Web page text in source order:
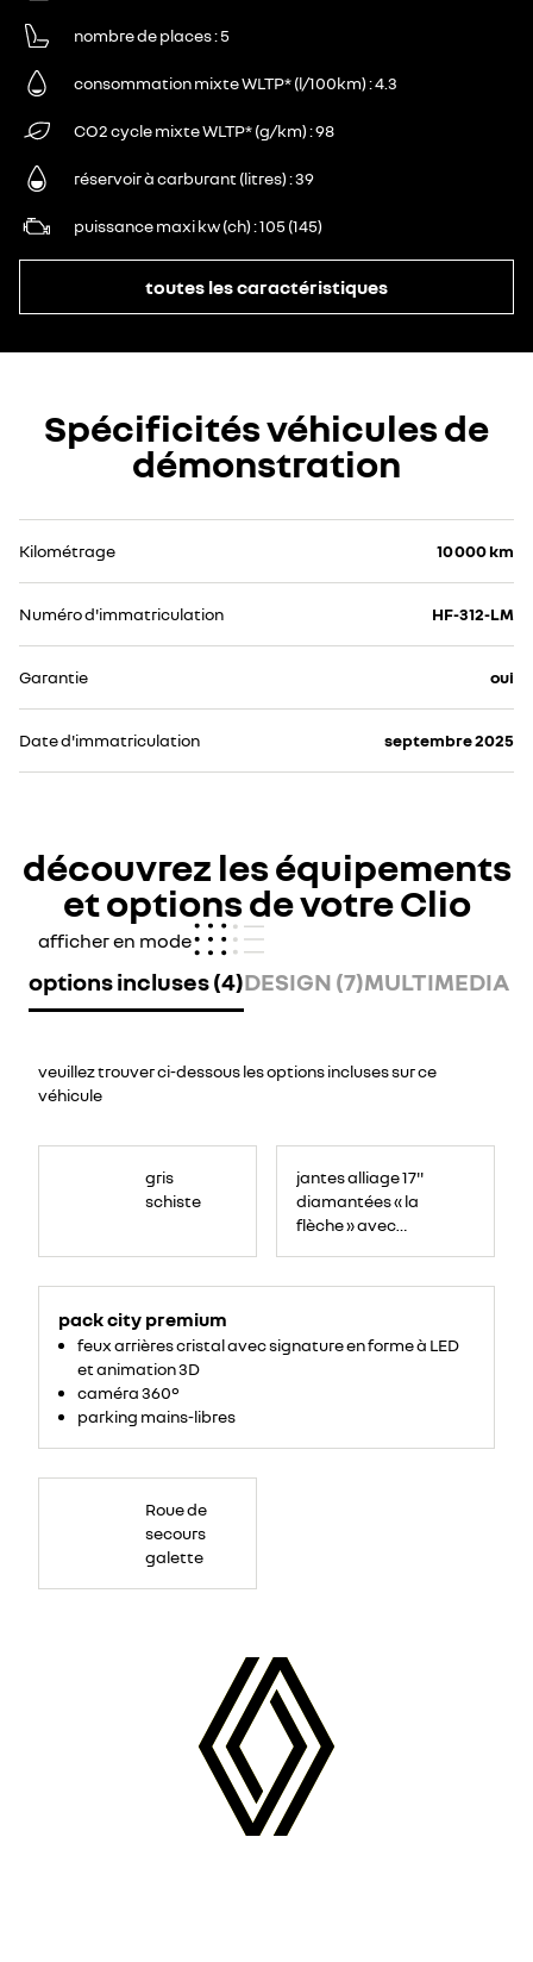
nombre de places 5
consommation mixte WLTP* (l/100km) 4.3
CO2 cycle mixte WLTP* (g/km) 98
réservoir à carburant (litres) 39
puissance maxi kw (ch) 105 (145)
toutes les caractéristiques
Spécificités véhicules de
démonstration
Kilométrage 10 000 km
Numéro d'immatriculation HF-312-LM
Garantie oui
Date d'immatriculation septembre 2025
découvrez les équipements
et options de votre Clio
afficher en mode
options incluses (4)DESIGN (7)MULTIMEDIA
veuillez trouver ci-dessous les options incluses sur ce
véhicule
gris
schiste
jantes alliage 17''
diamantées « la
flèche » avec
pack city premium
feux arrières cristal avec signature en forme à LED
et animation 3D
caméra 360°
parking mains-libres
Roue de
secours
galette